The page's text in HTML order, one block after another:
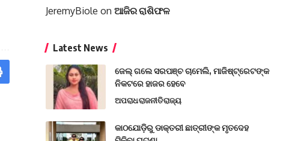
JeremyBiole on ଆଜିର ରାଶିଫଳ
Latest News
ଜେଲ୍ ଗଲେ ସରପଞ୍ଚ ଚାମେଲି, ମାଜିଷ୍ଟ୍ରେଟଙ୍କ
ନିକଟରେ ହାଜର ହେବେ
ଅପରାଧରାଜନୀତିରାଜ୍ୟ
କାଠଯୋଡ଼ିରୁ ଡାକ୍ତରୀ ଛାତ୍ରୀଙ୍କ ମୃତଦେହ